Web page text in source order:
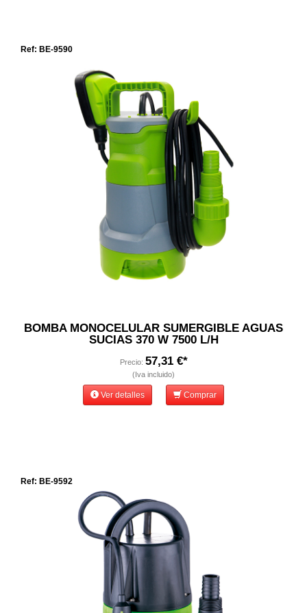
Ref: BE-9590
BOMBA MONOCELULAR SUMERGIBLE AGUAS
SUCIAS 370 W 7500 L/H
Precio: 57,31 €*
(Iva incluido)
Ver detalles Comprar
Ref: BE-9592